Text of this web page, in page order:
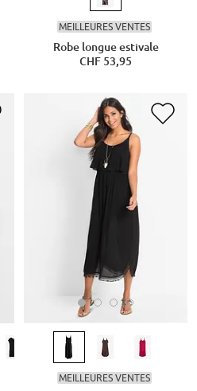
MEILLEURES VENTES
Robe longue estivale
CHF 53,95
MEILLEURES VENTES